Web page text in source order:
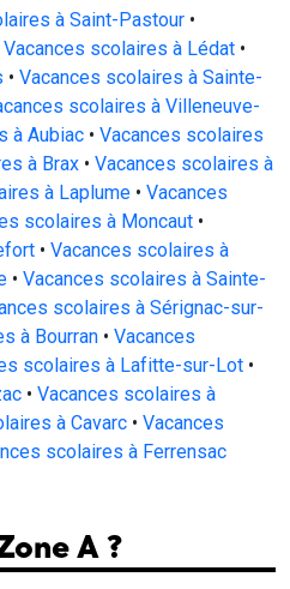
à Saint-Pastour •
Vacances scolaires à Lédat •
• Vacances scolaires à Sainte-
scolaires à Villeneuve-
à Aubiac • Vacances scolaires
à Brax • Vacances scolaires à
à Laplume • Vacances
scolaires à Moncaut •
• Vacances scolaires à
• Vacances scolaires à Sainte-
scolaires à Sérignac-sur-
à Bourran • Vacances
scolaires à Lafitte-sur-Lot •
• Vacances scolaires à
à Cavarc • Vacances
scolaires à Ferrensac
A ?